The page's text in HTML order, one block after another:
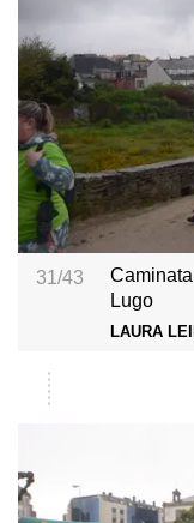
31/43
Lugo
LAURA